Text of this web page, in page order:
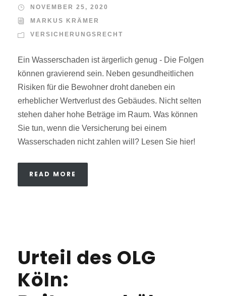
NOVEMBER 25, 2020
MARKUS KRÄMER
VERSICHERUNGSRECHT
Ein Wasserschaden ist ärgerlich genug - Die Folgen
können gravierend sein. Neben gesundheitlichen
Risiken für die Bewohner droht daneben ein
erheblicher Wertverlust des Gebäudes. Nicht selten
stehen daher hohe Beträge im Raum. Was können
Sie tun, wenn die Versicherung bei einem
Wasserschaden nicht zahlen will? Lesen Sie hier!
READ MORE
Urteil des OLG
Köln: